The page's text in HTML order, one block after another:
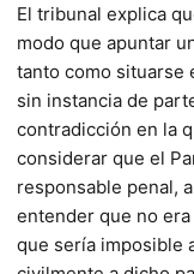
El tribunal explica
modo que apuntar
tanto como situarse
sin instancia de
contradicción en la
considerar que el
responsable penal,
entender que no
que sería imposible